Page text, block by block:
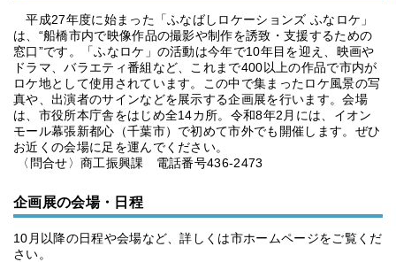
平成27年度に始まった「ふなばしロケーションズ ふなロケ」
は、“船橋市内で映像作品の撮影や制作を誘致・支援するための
窓口”です。「ふなロケ」の活動は今年で10年目を迎え、映画や
ドラマ、バラエティ番組など、これまで400以上の作品で市内が
ロケ地として使用されています。この中で集まったロケ風景の写
真や、出演者のサインなどを展示する企画展を行います。会場
は、市役所本庁舎をはじめ全14カ所。令和8年2月には、イオン
モール幕張新都心（千葉市）で初めて市外でも開催します。ぜひ
お近くの会場に足を運んでください。
〈問合せ〉商工振興課 電話番号436-2473
企画展の会場・日程
10月以降の日程や会場など、詳しくは市ホームページをご覧くだ
さい。